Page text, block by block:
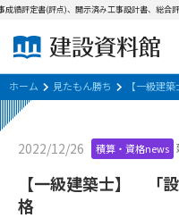
建設資料
評定書(評点)、開示済み工事設計書、総合評
ホーム 見たもん勝ち 【一級建
2022/12/26 積算・資格news
【一級建築士】 「
格